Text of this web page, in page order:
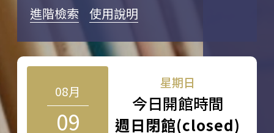
進階檢索 使用說明
08月
09
星期日
今日開館時間
週日閉館(closed)